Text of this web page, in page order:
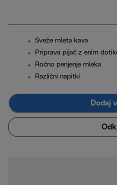
Sveže mleta kava
Priprava pijač z enim
Ročno penjenje mleka
Različni napitki
Dodaj